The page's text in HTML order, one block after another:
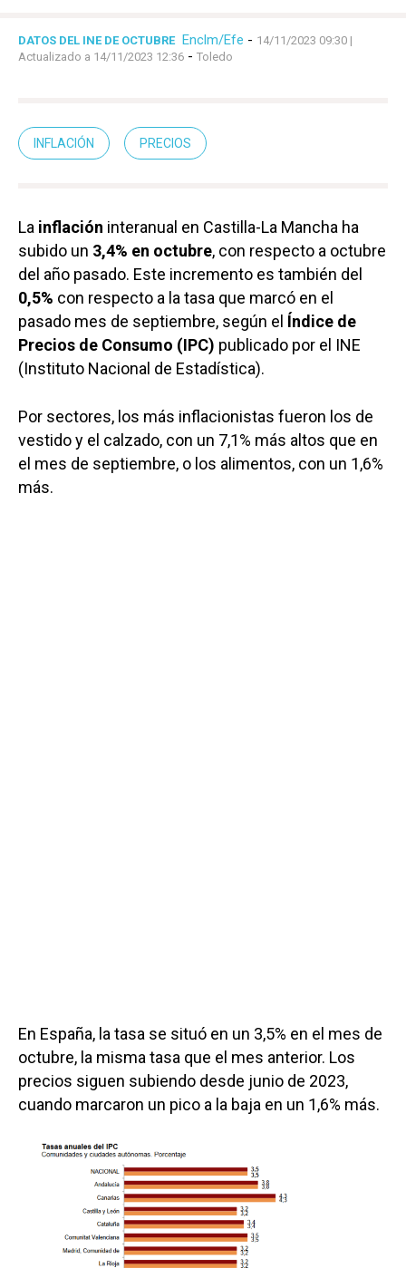
DATOS DEL INE DE OCTUBRE Enclm/Efe - 14/11/2023 09:30 |
Actualizado a 14/11/2023 12:36 - Toledo
INFLACIÓN PRECIOS
La inflación interanual en Castilla-La Mancha ha
subido un 3,4% en octubre, con respecto a octubre
del año pasado. Este incremento es también del
0,5% con respecto a la tasa que marcó en el
pasado mes de septiembre, según el Índice de
Precios de Consumo (IPC) publicado por el INE
(Instituto Nacional de Estadística).
Por sectores, los más inflacionistas fueron los de
vestido y el calzado, con un 7,1% más altos que en
el mes de septiembre, o los alimentos, con un 1,6%
más.
En España, la tasa se situó en un 3,5% en el mes de
octubre, la misma tasa que el mes anterior. Los
precios siguen subiendo desde junio de 2023,
cuando marcaron un pico a la baja en un 1,6% más.